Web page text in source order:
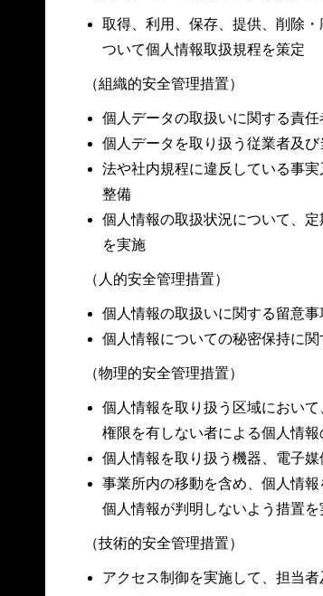
取得、利用、保存、提供、削除
ついて個人情報取扱規程を策定
（組織的安全管理措置）
個人データの取扱いに関する責
個人データを取り扱う従業者及
法や社内規程に違反している事
整備
個人情報の取扱状況について、
を実施
（人的安全管理措置）
個人情報の取扱いに関する留意
個人情報についての秘密保持に
（物理的安全管理措置）
個人情報を取り扱う区域におい
権限を有しない者による個人情
個人情報を取り扱う機器、電子
事業所内の移動を含め、個人情
個人情報が判明しないよう措置を
（技術的安全管理措置）
アクセス制御を実施して、担当